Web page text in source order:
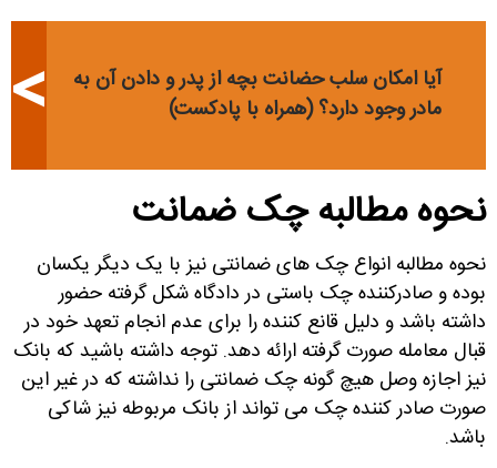
آیا امکان سلب حضانت بچه از پدر و دادن آن به
مادر وجود دارد؟ (همراه با پادکست)
نحوه مطالبه چک ضمانت
نحوه مطالبه انواع چک های ضمانتی نیز با یک دیگر یکسان
بوده و صادرکننده چک باستی در دادگاه شکل گرفته حضور
داشته باشد و دلیل قانع کننده را برای عدم انجام تعهد خود در
قبال معامله صورت گرفته ارائه دهد. توجه داشته باشید که بانک
نیز اجازه وصل هیچ گونه چک ضمانتی را نداشته که در غیر این
صورت صادر کننده چک می تواند از بانک مربوطه نیز شاکی
باشد.